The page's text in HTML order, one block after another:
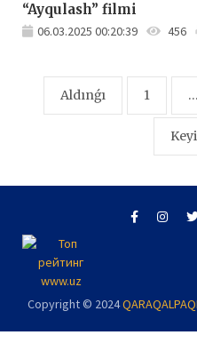
“Ayqulash” filmi
06.03.2025 00:20:39 456
pagination
Aldınǵı 1 …
Copyright © 2024